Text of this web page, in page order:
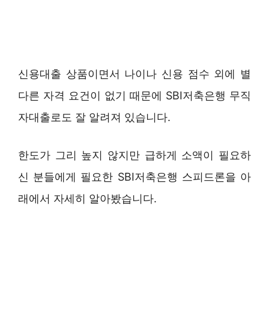
신용대출 상품이면서 나이나 신용 점수 외에 별
다른 자격 요건이 없기 때문에 SBI저축은행 무직
자대출로도 잘 알려져 있습니다.
한도가 그리 높지 않지만 급하게 소액이 필요하
신 분들에게 필요한 SBI저축은행 스피드론을 아
래에서 자세히 알아봤습니다.